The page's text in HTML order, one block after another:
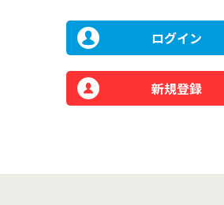
ログイン
新規登録